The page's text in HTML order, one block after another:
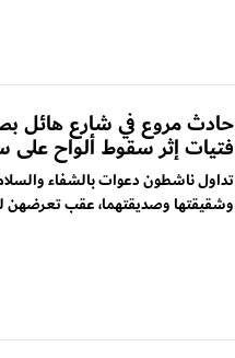
فتيات إثر سقوط ألواح على
تداول ناشطون دعوات بالشفاء
وشقيقتها وصديقتهما، عقب تعرضهن